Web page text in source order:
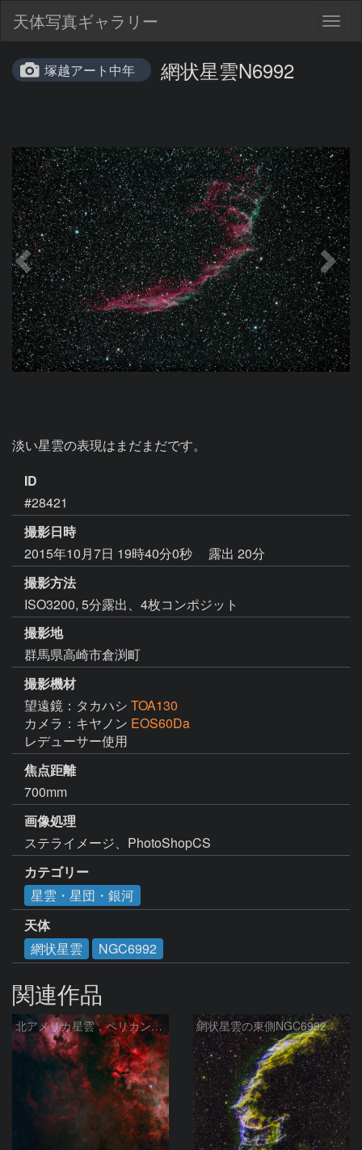
天体写真ギャラリー
塚越アート中年 網状星雲N6992
淡い星雲の表現はまだまだです。
ID
#28421
撮影日時
2015年10月7日 19時40分0秒
露出 20分
撮影方法
ISO3200, 5分露出、4枚コンポジット
撮影地
群馬県高崎市倉渕町
撮影機材
望遠鏡：タカハシ TOA130
カメラ：キヤノン EOS60Da
レデューサー使用
焦点距離
700mm
画像処理
ステライメージ、PhotoShopCS
カテゴリー
星雲・星団・銀河
天体
網状星雲
NGC6992
関連作品
北アメリカ星雲，ペリカン星雲，サドル付近，クレセント星雲，網状星雲・・・etc 網状星雲の東側NGC6992